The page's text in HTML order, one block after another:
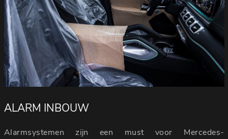
ALARM INBOUW
Alarmsystemen zijn een must voor Mercedes-